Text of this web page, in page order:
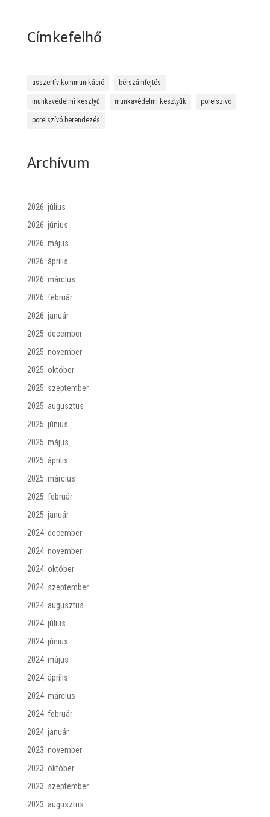
Címkefelhő
asszertív kommunikáció bérszámfejtés
munkavédelmi kesztyű munkavédelmi kesztyűk porelszívó
porelszívó berendezés
Archívum
2026. július
2026. június
2026. május
2026. április
2026. március
2026. február
2026. január
2025. december
2025. november
2025. október
2025. szeptember
2025. augusztus
2025. június
2025. május
2025. április
2025. március
2025. február
2025. január
2024. december
2024. november
2024. október
2024. szeptember
2024. augusztus
2024. július
2024. június
2024. május
2024. április
2024. március
2024. február
2024. január
2023. november
2023. október
2023. szeptember
2023. augusztus